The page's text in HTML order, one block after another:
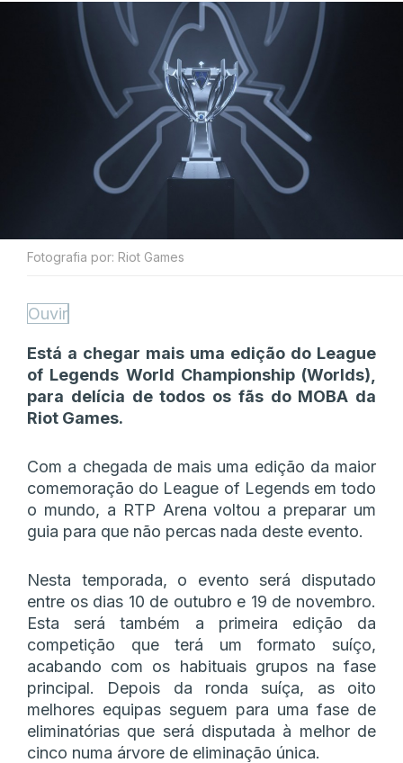
Fotografia por: Riot Games
Ouvir
Está a chegar mais uma edição do League
of Legends World Championship (Worlds),
para delícia de todos os fãs do MOBA da
Riot Games.
Com a chegada de mais uma edição da maior
comemoração do League of Legends em todo
o mundo, a RTP Arena voltou a preparar um
guia para que não percas nada deste evento.
Nesta temporada, o evento será disputado
entre os dias 10 de outubro e 19 de novembro.
Esta será também a primeira edição da
competição que terá um formato suíço,
acabando com os habituais grupos na fase
principal. Depois da ronda suíça, as oito
melhores equipas seguem para uma fase de
eliminatórias que será disputada à melhor de
cinco numa árvore de eliminação única.